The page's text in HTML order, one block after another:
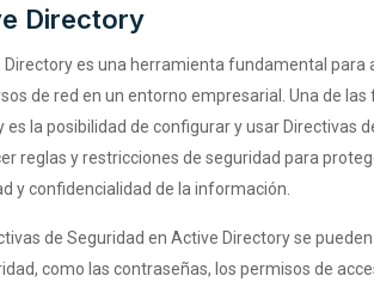
Directory
Directory es una herramienta fundamental
de red en un entorno empresarial. Una de
es la posibilidad de configurar y usar Directivas
reglas y restricciones de seguridad para
y confidencialidad de la información.
de Seguridad en Active Directory se
como las contraseñas, los permisos de